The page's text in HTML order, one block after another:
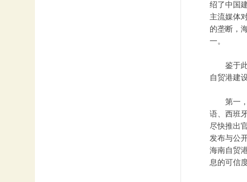
绍了中国
主流媒体
的垄断，
一。
鉴于
自贸港建
第一
语、西班
尽快推出
发布与公
海南自贸
息的可信度